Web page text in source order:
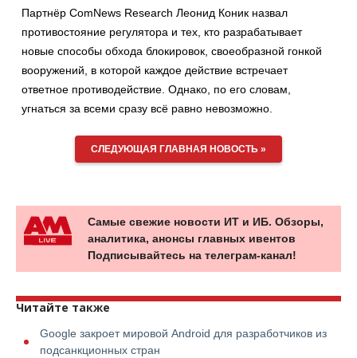
Партнёр ComNews Research Леонид Коник назвал
противостояние регулятора и тех, кто разрабатывает
новые способы обхода блокировок, своеобразной гонкой
вооружений, в которой каждое действие встречает
ответное противодействие. Однако, по его словам,
угнаться за всеми сразу всё равно невозможно.
СЛЕДУЮЩАЯ ГЛАВНАЯ НОВОСТЬ »
Самые свежие новости ИТ и ИБ. Обзоры,
аналитика, анонсы главных ивентов
Подписывайтесь на телеграм-канал!
Читайте также
Google закроет мировой Android для разработчиков из
подсанкционных стран